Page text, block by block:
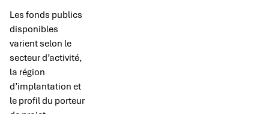
Les fonds publics
disponibles
varient selon le
secteur d’activité,
la région
d’implantation et
le profil du porteur